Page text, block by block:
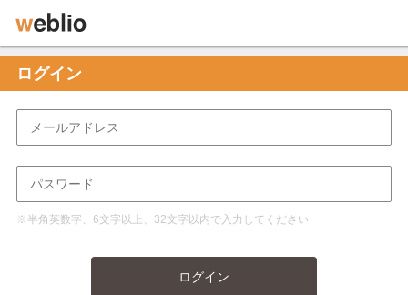
ログイン
※半角英数字、6文字以上、32文字以内で入力してください
ログイン